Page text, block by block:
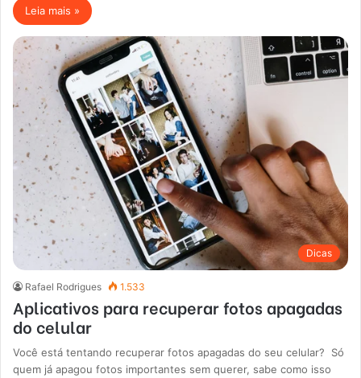
Leia mais »
Dicas
Rafael Rodrigues 1.533
Aplicativos para recuperar fotos apagadas
do celular
Você está tentando recuperar fotos apagadas do seu celular? Só
quem já apagou fotos importantes sem querer, sabe como isso